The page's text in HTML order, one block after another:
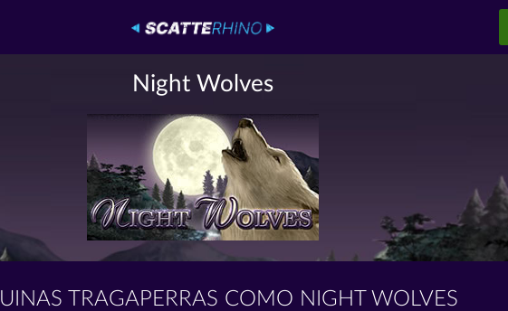
Night Wolves
TRAGAPERRAS COMO NIGHT WOLVES